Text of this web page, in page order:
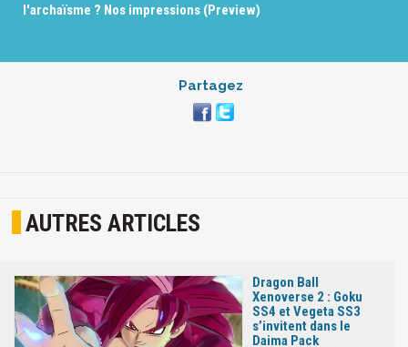
l'archaïsme ? Nos impressions (Preview)
Partagez
AUTRES ARTICLES
Dragon Ball
Xenoverse 2 : Goku
SS4 et Vegeta SS3
s’invitent dans le
Daima Pack